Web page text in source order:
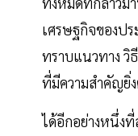
เศรษฐกิจของป
ทราบแนวทาง วิ
ที่มีความสำคัญยิ่
ได้อีกอย่างหนึ่ง